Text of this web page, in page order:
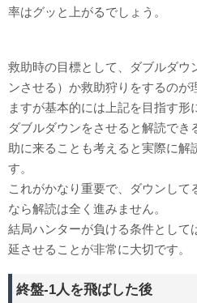
率はグッと上がるでしょう。
救助時の目標として、ダブルダウ
ンさせる）か救助狩りをするのが
ますが基本的には上記を目指す形
ダブルダウンをさせると解読でき
助に来ることも考えると実際に解
す。
これがかなり重要で、ダウンし
なら解読は全く進みません。
結局ハンターが負ける条件として
延させることが非常に大切です。
終盤-1人を飛ばした後